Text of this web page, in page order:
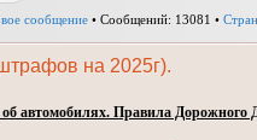
сообщение • Сообщений: 13081 •
на 2025г).
автомобилях. Правила Дорожного